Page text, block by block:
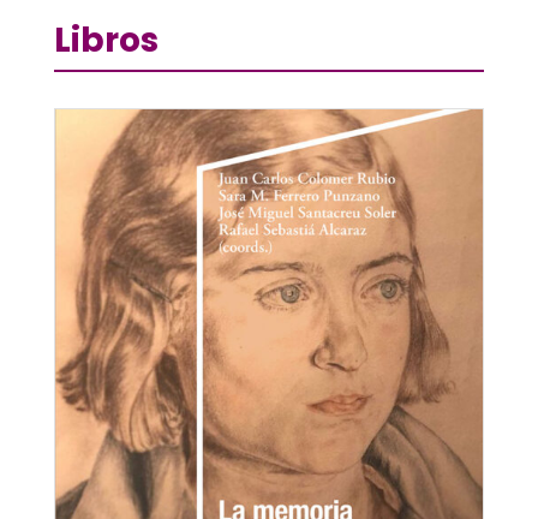
Libros